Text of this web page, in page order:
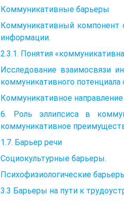
Коммуникативные барьеры
Коммуникативный компонент
информации.
2.3.1. Понятия
Исследование взаимосвязи
коммуникативного потенциала
Коммуникативное
6. Роль эллипсиса в
коммуникативное
1.7. Барьер речи
Социокультурные барьеры.
Психофизиологические
3.3 Барьеры на пути к